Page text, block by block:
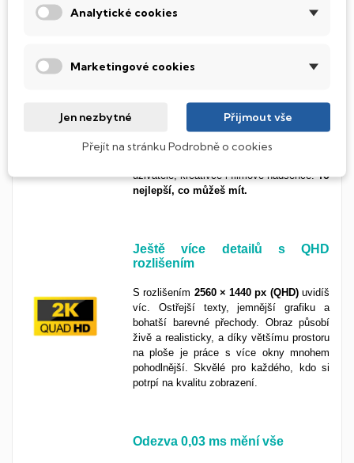
OLED
OLED technologie je králem mezi displeji.
dokonalý kontrast, živé barvy a
bleskovou odezvu, prostě vše, co
potřebuješ pro maximální obrazový
uživatele, kreativce i filmové nadšence.To
nejlepší, co můžeš mít.
Ještě více detailů s QHD
rozlišením
S rozlišením 2560 × 1440 px (QHD)uvidíš
víc. Ostřejší texty, jemnější grafiku a
bohatší barevné přechody. Obraz působí
živě a realisticky, a díky většímu prostoru
na ploše je práce s více okny mnohem
pohodlnější. Skvělé pro každého, kdo si
potrpí na kvalitu zobrazení.
Odezva 0,03 ms mění vše
Analytické cookies
Marketingové cookies
Jen nezbytné Přijmout vše
Přejít na stránku Podrobně o cookies